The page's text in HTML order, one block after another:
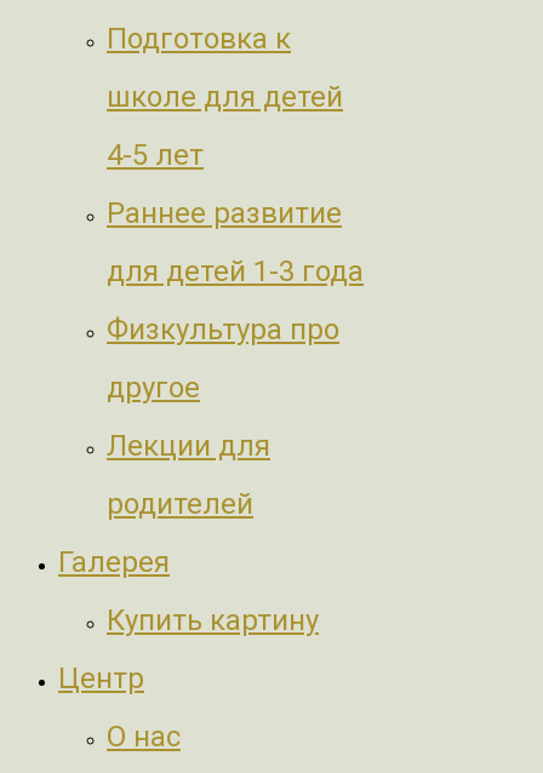
Подготовка к
школе для детей
4-5 лет
Раннее развитие
для детей 1-3 года
Физкультура про
другое
Лекции для
родителей
Галерея
Купить картину
Центр
О нас